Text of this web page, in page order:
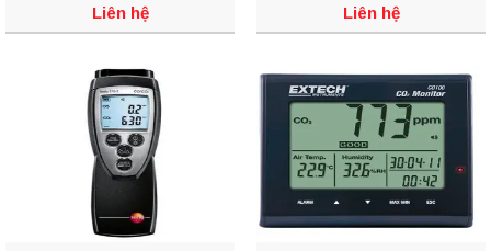
Liên hệ Liên hệ